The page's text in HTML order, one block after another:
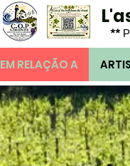
**
EM RELAÇÃO A